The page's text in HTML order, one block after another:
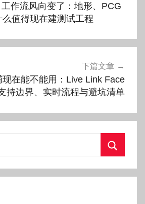
作流风向变了：地形、PCG
值得现在建测试工程
下篇文章
在能不能用：Live Link Face
持边界、实时流程与避坑清单
索